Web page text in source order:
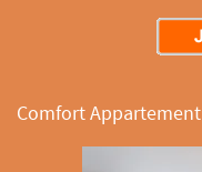
Comfort Appartement